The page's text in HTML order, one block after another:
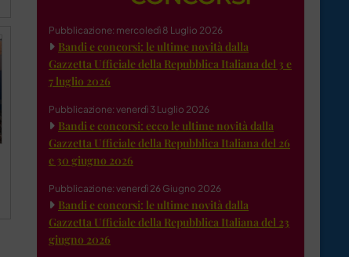
Pubblicazione: mercoledì 8 Luglio 2026
Bandi e concorsi: le ultime novità dalla
Gazzetta Ufficiale della Repubblica Italiana del 3 e
7 luglio 2026
Pubblicazione: venerdì 3 Luglio 2026
Bandi e concorsi: ecco le ultime novità dalla
Gazzetta Ufficiale della Repubblica Italiana del 26
e 30 giugno 2026
Pubblicazione: venerdì 26 Giugno 2026
Bandi e concorsi: le ultime novità dalla
Gazzetta Ufficiale della Repubblica Italiana del 23
giugno 2026